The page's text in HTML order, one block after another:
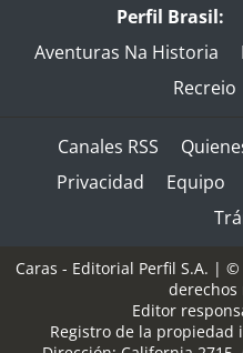
Perfil Brasil:
Aventuras Na Historia
Recreio
Canales RSS
Privacidad
Equipo
Caras - Editorial Perfil S.A. | ©
derechos
Editor
Registro de la propiedad